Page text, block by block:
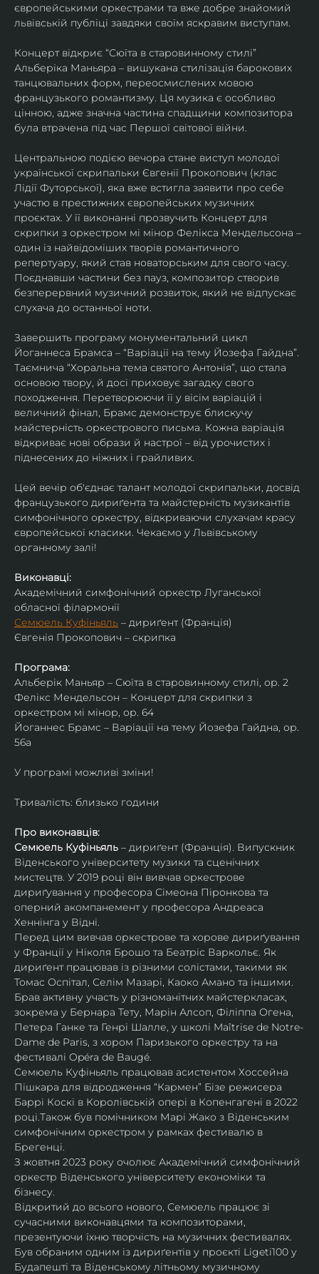
європейськими оркестрами та вже добре знайомий
львівській публіці завдяки своїм яскравим виступам.
Концерт відкриє “Сюїта в старовинному стилі”
Альберіка Маньяра – вишукана стилізація барокових
танцювальних форм, переосмислених мовою
французького романтизму. Ця музика є особливо
цінною, адже значна частина спадщини композитора
була втрачена під час Першої світової війни.
Центральною подією вечора стане виступ молодої
української скрипальки Євгенії Прокопович (клас
Лідії Футорської), яка вже встигла заявити про себе
участю в престижних європейських музичних
проєктах. У її виконанні прозвучить Концерт для
скрипки з оркестром мі мінор Фелікса Мендельсона –
один із найвідоміших творів романтичного
репертуару, який став новаторським для свого часу.
Поєднавши частини без пауз, композитор створив
безперервний музичний розвиток, який не відпускає
слухача до останньої ноти.
Завершить програму монументальний цикл
Йоганнеса Брамса – “Варіації на тему Йозефа Гайдна”.
Таємнича “Хоральна тема святого Антонія”, що стала
основою твору, й досі приховує загадку свого
походження. Перетворюючи її у вісім варіацій і
величний фінал, Брамс демонструє блискучу
майстерність оркестрового письма. Кожна варіація
відкриває нові образи й настрої – від урочистих і
піднесених до ніжних і грайливих.
Цей вечір об'єднає талант молодої скрипальки, досвід
французького дириґента та майстерність музикантів
симфонічного оркестру, відкриваючи слухачам красу
європейської класики. Чекаємо у Львівському
органному залі!
Виконавці:
Академічний симфонічний оркестр Луганської
обласної філармонії
Семюель Куфіньяль – дириґент (Франція)
Євгенія Прокопович – скрипка
Програма:
Альберік Маньяр – Сюїта в старовинному стилі, ор. 2
Фелікс Мендельсон – Концерт для скрипки з
оркестром мі мінор, ор. 64
Йоганнес Брамс – Варіації на тему Йозефа Гайдна, ор.
56a
У програмі можливі зміни!
Тривалість: близько години
Про виконавців:
Семюель Куфіньяль – дириґент (Франція). Випускник
Віденського університету музики та сценічних
мистецтв. У 2019 році він вивчав оркестрове
дириґування у професора Сімеона Піронкова та
оперний акомпанемент у професора Андреаса
Хеннінга у Відні.
Перед цим вивчав оркестрове та хорове дириґування
у Франції у Ніколя Брошо та Беатріс Варкольє. Як
дириґент працював із різними солістами, такими як
Томас Оспітал, Селім Мазарі, Каоко Амано та іншими.
Брав активну участь у різноманітних майстеркласах,
зокрема у Бернара Тету, Марін Алсоп, Філіппа Огена,
Петера Ганке та Генрі Шалле, у школі Maîtrise de Notre-
Dame de Paris, з хором Паризького оркестру та на
фестивалі Opéra de Baugé.
Семюель Куфіньяль працював асистентом Хоссейна
Пішкара для відродження “Кармен” Бізе режисера
Баррі Коскі в Королівській опері в Копенгагені в 2022
році.Також був помічником Марі Жако з Віденським
симфонічним оркестром у рамках фестивалю в
Брегенці.
З жовтня 2023 року очолює Академічний симфонічний
оркестр Віденського університету економіки та
бізнесу.
Відкритий до всього нового, Семюель працює зі
сучасними виконавцями та композиторами,
презентуючи їхню творчість на музичних фестивалях.
Був обраним одним із дириґентів у проєкті Ligeti100 у
Будапешті та Віденському літньому музичному